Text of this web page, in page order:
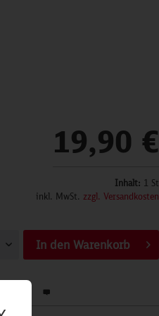
19,90 €
Inhalt: 1 St
inkl. MwSt. zzgl. Versandkosten
In den Warenkorb